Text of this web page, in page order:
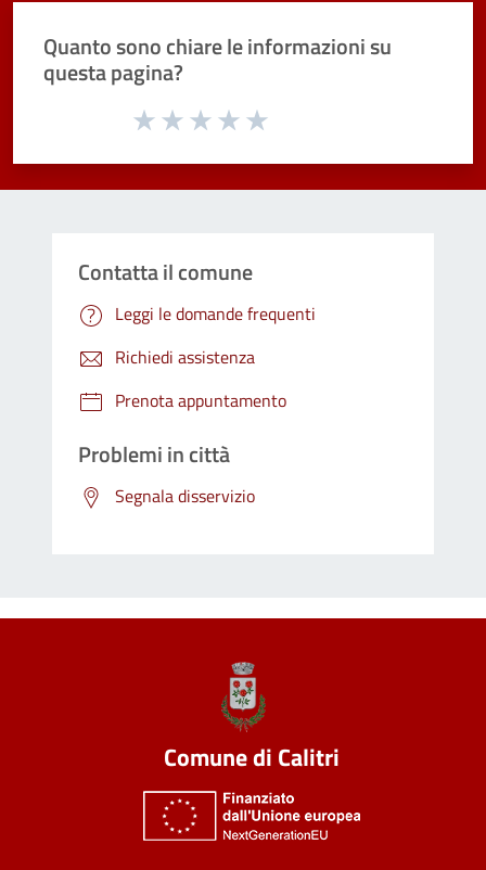
Quanto sono chiare le informazioni su
questa pagina?
Valuta da 1 a 5 stelle la pagina
Contatta il comune
Leggi le domande frequenti
Richiedi assistenza
Prenota appuntamento
Problemi in città
Segnala disservizio
Comune di Calitri